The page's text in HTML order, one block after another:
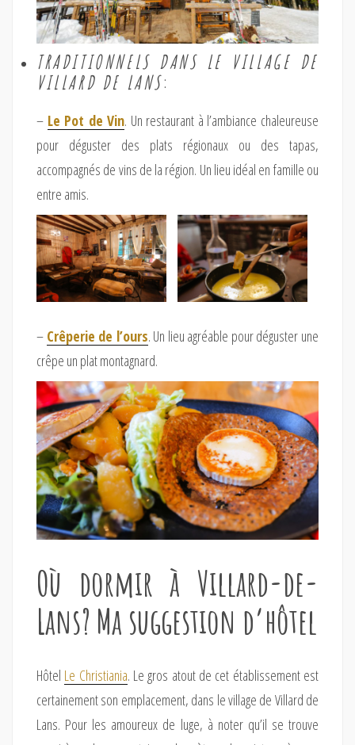
TRADITIONNELS DANS LE VILLAGE DE
VILLARD DE LANS:
– Le Pot de Vin. Un restaurant à l’ambiance chaleureuse
pour déguster des plats régionaux ou des tapas,
accompagnés de vins de la région. Un lieu idéal en famille ou
entre amis.
– Crêperie de l’ours. Un lieu agréable pour déguster une
crêpe un plat montagnard.
Où dormir à Villard-de-
Lans? Ma suggestion d’hôtel
Hôtel Le Christiania. Le gros atout de cet établissement est
certainement son emplacement, dans le village de Villard de
Lans. Pour les amoureux de luge, à noter qu’il se trouve